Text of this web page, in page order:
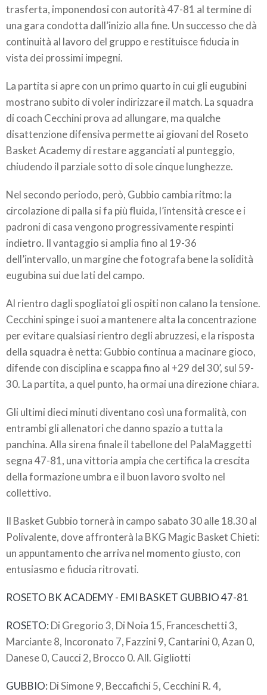
trasferta, imponendosi con autorità 47-81 al termine di
una gara condotta dall’inizio alla fine. Un successo che dà
continuità al lavoro del gruppo e restituisce fiducia in
vista dei prossimi impegni.
La partita si apre con un primo quarto in cui gli eugubini
mostrano subito di voler indirizzare il match. La squadra
di coach Cecchini prova ad allungare, ma qualche
disattenzione difensiva permette ai giovani del Roseto
Basket Academy di restare agganciati al punteggio,
chiudendo il parziale sotto di sole cinque lunghezze.
Nel secondo periodo, però, Gubbio cambia ritmo: la
circolazione di palla si fa più fluida, l’intensità cresce e i
padroni di casa vengono progressivamente respinti
indietro. Il vantaggio si amplia fino al 19-36
dell’intervallo, un margine che fotografa bene la solidità
eugubina sui due lati del campo.
Al rientro dagli spogliatoi gli ospiti non calano la tensione.
Cecchini spinge i suoi a mantenere alta la concentrazione
per evitare qualsiasi rientro degli abruzzesi, e la risposta
della squadra è netta: Gubbio continua a macinare gioco,
difende con disciplina e scappa fino al +29 del 30’, sul 59-
30. La partita, a quel punto, ha ormai una direzione chiara.
Gli ultimi dieci minuti diventano così una formalità, con
entrambi gli allenatori che danno spazio a tutta la
panchina. Alla sirena finale il tabellone del PalaMaggetti
segna 47-81, una vittoria ampia che certifica la crescita
della formazione umbra e il buon lavoro svolto nel
collettivo.
Il Basket Gubbio tornerà in campo sabato 30 alle 18.30 al
Polivalente, dove affronterà la BKG Magic Basket Chieti:
un appuntamento che arriva nel momento giusto, con
entusiasmo e fiducia ritrovati.
ROSETO BK ACADEMY - EMI BASKET GUBBIO 47-81
ROSETO: Di Gregorio 3, Di Noia 15, Franceschetti 3,
Marciante 8, Incoronato 7, Fazzini 9, Cantarini 0, Azan 0,
Danese 0, Caucci 2, Brocco 0. All. Gigliotti
GUBBIO: Di Simone 9, Beccafichi 5, Cecchini R. 4,